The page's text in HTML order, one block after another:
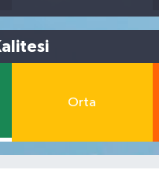
Orta